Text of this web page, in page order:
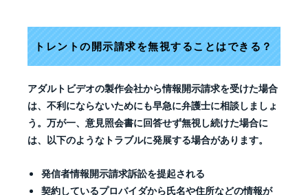
トレントの開示請求を無視することはできる？
アダルトビデオの製作会社から情報開示請求を受けた場合
は、不利にならないためにも早急に弁護士に相談しましょ
う。万が一、意見照会書に回答せず無視し続けた場合に
は、以下のようなトラブルに発展する場合があります。
発信者情報開示請求訴訟を提起される
契約しているプロバイダから氏名や住所などの情報が